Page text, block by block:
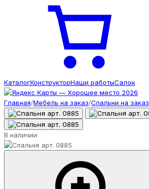
КаталогКонструкторНаши работыСалон
Главная/Мебель на заказ/Спальни на заказ
В наличии